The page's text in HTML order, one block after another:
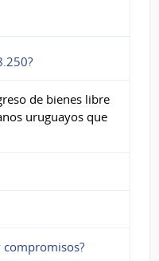
de bienes libre
uruguayos que
compromisos?